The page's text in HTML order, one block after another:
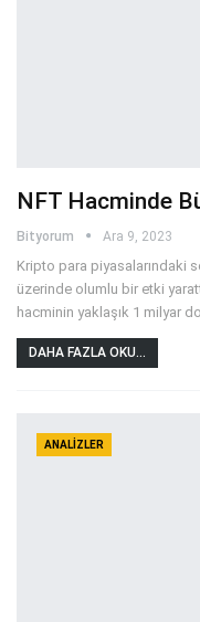
NFT Hacminde
Bityorum Ara 9, 2023
Kripto para piyasalarındaki
üzerinde olumlu bir etki
hacminin yaklaşık 1 milyar
DAHA FAZLA OKU...
ANALIZLER